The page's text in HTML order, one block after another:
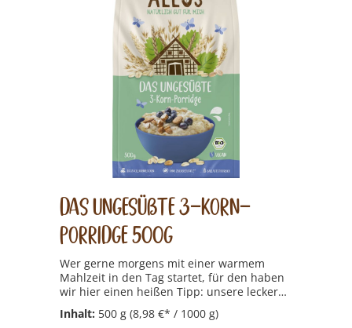
Das ungesüßte 3-Korn-
Porridge 500g
Wer gerne morgens mit einer warmem
Mahlzeit in den Tag startet, für den haben
wir hier einen heißen Tipp: unsere leckeren
Porridges mit ballaststoffreichen
Vollkornflocken und schmackhaften
Inhalt: 500 g (8,98 €* / 1000 g)